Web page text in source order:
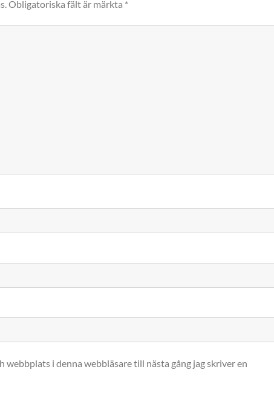
Obligatoriska fält är märkta *
webbplats i denna webbläsare till nästa gång jag skriver en